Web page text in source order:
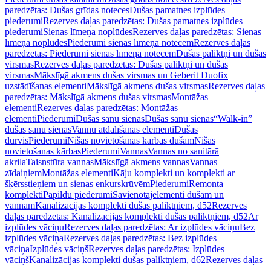
paredzētas: Dušas grīdas notecesDušas pamatnes izplūdes
piederumiRezerves daļas paredzētas: Dušas pamatnes izplūdes
piederumiSienas līmeņa noplūdesRezerves daļas paredzētas: Sienas
līmeņa noplūdesPiederumi sienas līmeņa notecēmRezerves daļas
paredzētas: Piederumi sienas līmeņa notecēmDušas paliktņi un dušas
virsmasRezerves daļas paredzētas: Dušas paliktņi un dušas
virsmasMākslīgā akmens dušas virsmas un Geberit Duofix
uzstādīšanas elementiMākslīgā akmens dušas virsmasRezerves daļas
paredzētas: Mākslīgā akmens dušas virsmasMontāžas
elementiRezerves daļas paredzētas: Montāžas
elementiPiederumiDušas sānu sienasDušas sānu sienas“Walk-in”
dušas sānu sienasVannu atdalīšanas elementiDušas
durvisPiederumiNišas novietošanas kārbas dušāmNišas
novietošanas kārbasPiederumiVannasVannas no sanitārā
akrilaTaisnstūra vannasMākslīgā akmens vannasVannas
zīdaiņiemMontāžas elementiKāju komplekti un komplekti ar
šķērsstieņiem un sienas enkurskrūvēmPiederumiRemonta
komplektiPapildu piederumiSavienotājelementi dušām un
vannāmKanalizācijas komplekti dušas paliktņiem, d52Rezerves
daļas paredzētas: Kanalizācijas komplekti dušas paliktņiem, d52Ar
izplūdes vāciņuRezerves daļas paredzētas: Ar izplūdes vāciņuBez
izplūdes vāciņaRezerves daļas paredzētas: Bez izplūdes
vāciņaIzplūdes vāciņšRezerves daļas paredzētas: Izplūdes
vāciņšKanalizācijas komplekti dušas paliktņiem, d62Rezerves daļas